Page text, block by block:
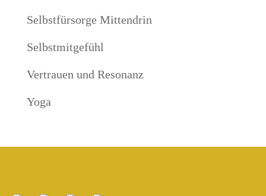
Selbstfürsorge Mittendrin
Selbstmitgefühl
Vertrauen und Resonanz
Yoga